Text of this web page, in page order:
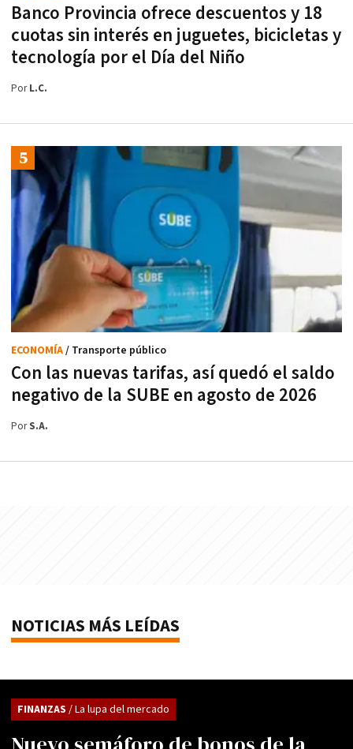
Banco Provincia ofrece descuentos y 18
cuotas sin interés en juguetes, bicicletas y
tecnología por el Día del Niño
PorL.C.
Con las nuevas tarifas, así quedó el saldo
negativo de la SUBE en agosto de 2026
ECONOMÍA/ Transporte público
PorS.A.
NOTICIAS MÁS LEÍDAS
FINANZAS / La lupa del mercado